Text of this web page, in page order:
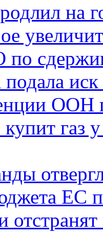
на
ООН
газ
ЕС